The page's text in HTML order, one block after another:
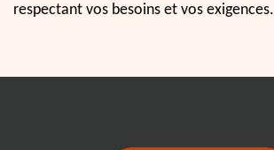
respectant vos besoins et vos exigences.